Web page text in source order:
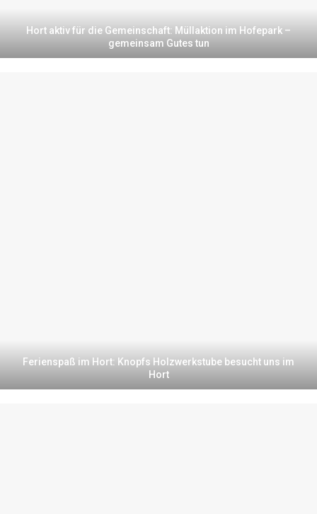
Hort aktiv für die Gemeinschaft: Müllaktion im Hofepark –
gemeinsam Gutes tun
Ferienspaß im Hort: Knopfs Holzwerkstube besucht uns im
Hort